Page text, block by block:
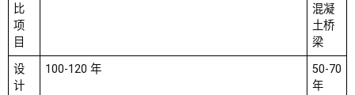
比
项
目
混凝
土桥
梁
设
计
100-120 年
50-70
年